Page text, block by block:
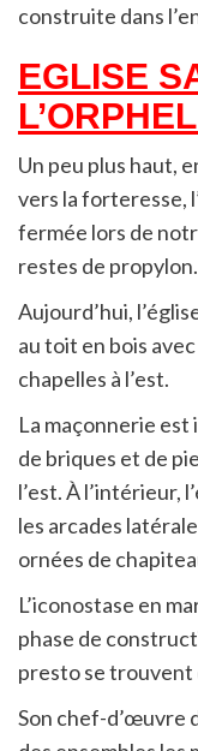
construite dans
EGLISE
Un peu plus haut,
vers la forteresse,
fermée lors de
restes de propylon.
Aujourd’hui,
au toit en bois
chapelles à l’est.
La maçonnerie
de briques et de
l’est. À l’intérieur,
les arcades
ornées de
L’iconostase en
phase de
presto se trouvent
Son chef-d’œuvre